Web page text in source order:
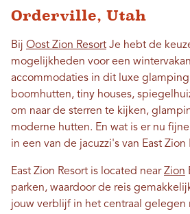
Orderville, Utah
Bij Oost Zion Resort Je hebt de
mogelijkheden voor een
accommodaties in dit luxe
boomhutten, tiny houses,
om naar de sterren te kijken,
moderne hutten. En wat is er nu
in een van de jacuzzi's van East Zion
East Zion Resort is located nearZion
parken, waardoor de reis
jouw verblijf in het centraal gelegen